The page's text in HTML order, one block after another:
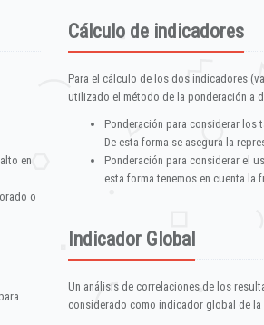
en
o
Cálculo de indicadores
Para el cálculo de los dos indicadores
utilizado el método de la ponderación a
Ponderación para considerar los
De esta forma se asegura la
Ponderación para considerar el
esta forma tenemos en cuenta la
Indicador Global
Un análisis de correlaciones de los
considerado como indicador global de